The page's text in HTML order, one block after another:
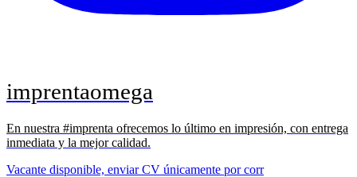
imprentaomega
En nuestra #imprenta ofrecemos lo último en impresión, con entrega
inmediata y la mejor calidad.
Vacante disponible, enviar CV únicamente por corr